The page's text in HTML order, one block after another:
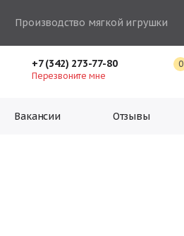
Производство мягкой игрушки
+7 (342) 273-77-80
Перезвоните мне
0
Вакансии Отзывы